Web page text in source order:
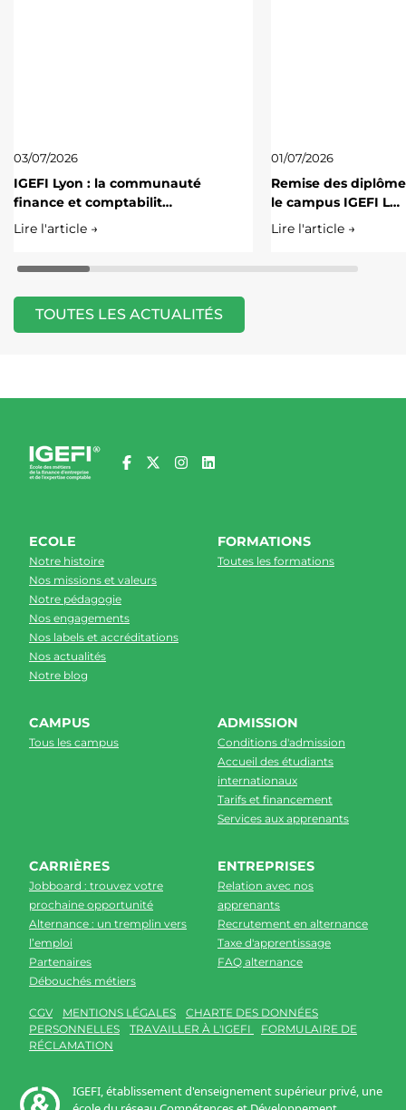
03/07/2026
IGEFI Lyon : la communauté
finance et comptabilit…
Lire l'article →
01/07/2026
Remise des
le campus IGEFI L…
Lire l'article →
TOUTES LES ACTUALITÉS
ECOLE
Notre histoire
Nos missions et valeurs
Notre pédagogie
Nos engagements
Nos labels et accréditations
Nos actualités
Notre blog
FORMATIONS
Toutes les formations
CAMPUS
Tous les campus
ADMISSION
Conditions d'admission
Accueil des étudiants
internationaux
Tarifs et financement
Services aux apprenants
CARRIÈRES
Jobboard : trouvez votre
prochaine opportunité
Alternance : un tremplin vers
l’emploi
Partenaires
Débouchés métiers
ENTREPRISES
Relation avec nos
apprenants
Recrutement en alternance
Taxe d'apprentissage
FAQ alternance
CGV MENTIONS LÉGALES
CHARTE DES DONNÉES
PERSONNELLES
TRAVAILLER À L'IGEFI
FORMULAIRE DE
RÉCLAMATION